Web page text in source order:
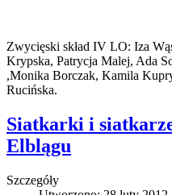
Zwycięski skład IV LO: Iza
Krypska, Patrycja Malej, Ada
,Monika Borczak, Kamila
Rucińska.
Siatkarki i
Elblągu
Szczegóły